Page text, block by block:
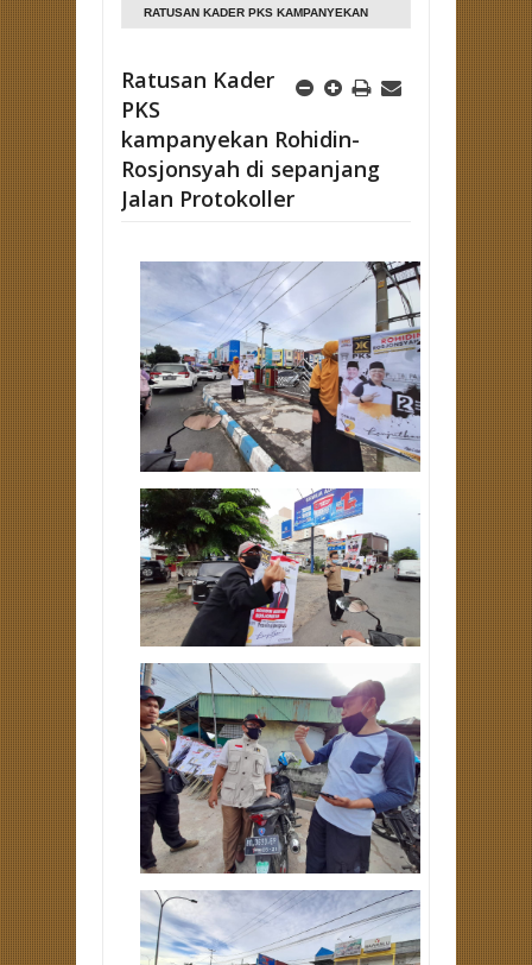
RATUSAN KADER PKS KAMPANYEKAN
JALAN PROTOKOLLER
Ratusan Kader
PKS
kampanyekan Rohidin-
Rosjonsyah di sepanjang
Jalan Protokoller